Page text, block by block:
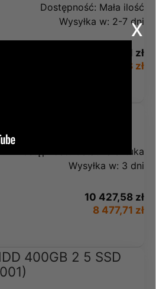
Dostępność: Mała ilość
Wysyłka w: 2-7 dni
751,51 zł
610,98 zł
6G Mixed Use
(P18438-B21)
Ostatnia sztuka
Wysyłka w: 3 dni
10 427,58 zł
8 477,71 zł
400GB 2 5 SSD
x